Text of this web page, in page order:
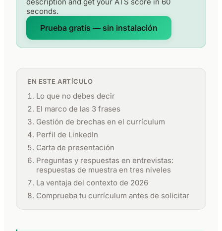
seconds.
Prueba gratis — sin instalación
EN ESTE ARTÍCULO
Lo que no debes decir
El marco de las 3 frases
Gestión de brechas en el currículum
Perfil de LinkedIn
Carta de presentación
Preguntas y respuestas en entrevistas:
respuestas de muestra en tres niveles
La ventaja del contexto de 2026
Comprueba tu currículum antes de solicitar